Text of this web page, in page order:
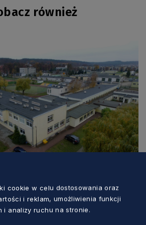
również
bardziej eko.
szkół w Rumi i
cookie w celu dostosowania oraz
i reklam, umożliwienia funkcji
i analizy ruchu na stronie.